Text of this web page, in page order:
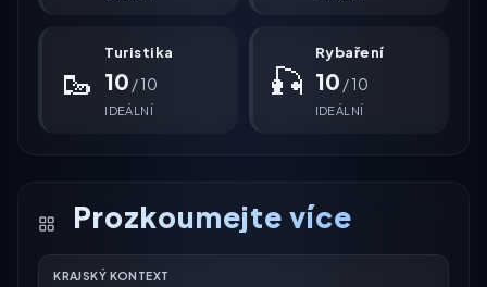
🥾
Turistika
10 / 10
IDEÁLNÍ
🎣
Rybaření
10 / 10
IDEÁLNÍ
Prozkoumejte více
KRAJSKÝ KONTEXT